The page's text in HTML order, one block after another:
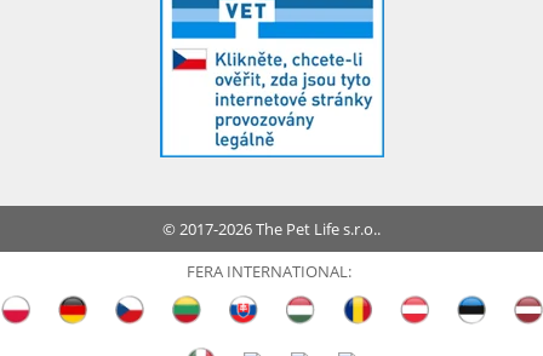
© 2017-2026 The Pet Life s.r.o..
FERA INTERNATIONAL: